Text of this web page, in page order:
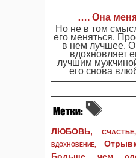
…. Она
Но не в том
его меняться.
в нем лучшее.
вдохновляет
лучшим
его снова
ЛЮБОВЬ, СЧАСТЬЕ,
ВДОХНОВЕНИЕ,